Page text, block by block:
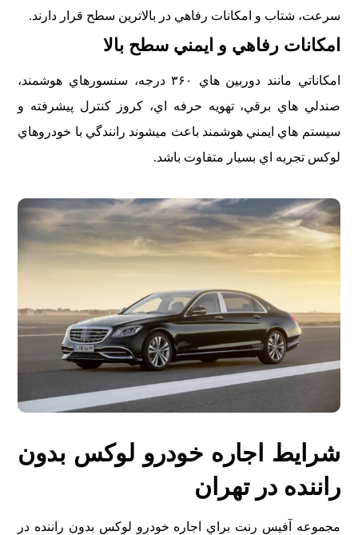
سرعت، شتاب و امکانات رفاهي در بالاترين سطح قرار دارند.
امکانات رفاهي و ايمني سطح بالا
امکاناتي مانند دوربين هاي ۳۶۰ درجه، سنسورهاي هوشمند،
صندلي هاي برقي، تهويه حرفه اي، کروز کنترل پيشرفته و
سيستم هاي ايمني هوشمند باعث ميشوند رانندگي با خودروهاي
لوکس تجربه اي بسيار متفاوت باشد.
شرايط اجاره خودرو لوکس بدون
راننده در تهران
مجموعه آفيس رنت براي اجاره خودرو لوکس بدون راننده در